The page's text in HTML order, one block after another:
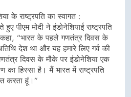
के राष्ट्रपति का स्वागत :
पीएम मोदी ने इंडोनेशियाई राष्ट्रपति
कहा, “भारत के पहले गणतंत्र दिवस के
देश था और यह हमारे लिए गर्व की
दिवस के मौके पर इंडोनेशिया एक
का हिस्सा है। मैं भारत में राष्ट्रपति
करता हूं।”